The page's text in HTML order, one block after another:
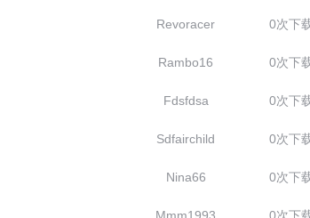
Revoracer 0次下
Rambo16 0次下
Fdsfdsa 0次下
Sdfairchild 0次下
Nina66 0次下